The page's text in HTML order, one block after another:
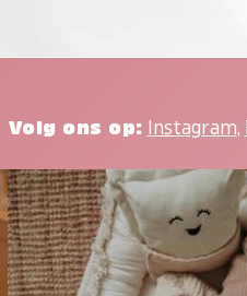
Volg ons op: Instagram,